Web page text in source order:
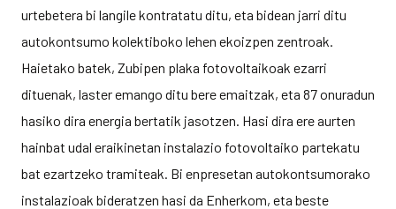
urtebetera bi langile kontratatu ditu, eta bidean jarri ditu
autokontsumo kolektiboko lehen ekoizpen zentroak.
Haietako batek, Zubipen plaka fotovoltaikoak ezarri
dituenak, laster emango ditu bere emaitzak, eta 87 onuradun
hasiko dira energia bertatik jasotzen. Hasi dira ere aurten
hainbat udal eraikinetan instalazio fotovoltaiko partekatu
bat ezartzeko tramiteak. Bi enpresetan autokontsumorako
instalazioak bideratzen hasi da Enherkom, eta beste